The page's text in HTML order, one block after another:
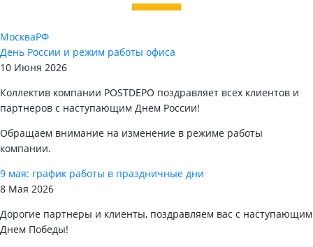
МоскваРФ
День России и режим работы офиса
10 Июня 2026
Коллектив компании POSTDEPO поздравляет всех клиентов и
партнеров с наступающим Днем России!
Обращаем внимание на изменение в режиме работы
компании.
9 мая: график работы в праздничные дни
8 Мая 2026
Дорогие партнеры и клиенты, поздравляем вас с наступающим
Днем Победы!